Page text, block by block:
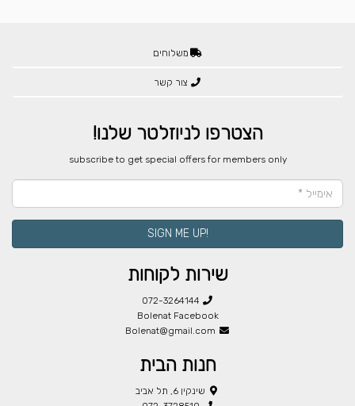
משלוחים
צור קשר
הצטרפו לניוזלטר שלנו!
​subscribe to get special offers for members only
!SIGN ME UP
שירות לקוחות
072-3264144
Bolenat Facebook
Bolenat@gmail.com
חנות הבית
שינקין 6, תל אביב